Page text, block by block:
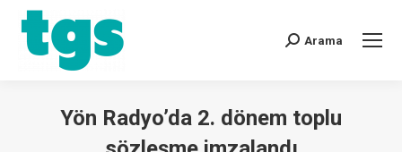
Arama
Yön Radyo’da 2. dönem toplu